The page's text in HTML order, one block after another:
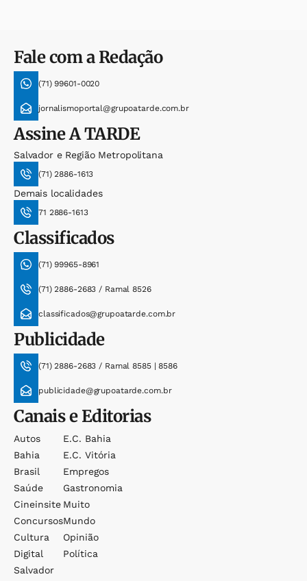
Fale com a Redação
(71) 99601-0020
jornalismoportal@grupoatarde.com.br
AssineA TARDE
Salvador e Região Metropolitana
(71) 2886-1613
Demais localidades
71 2886-1613
Classificados
(71) 99965-8961
(71) 2886-2683 / Ramal 8526
classificados@grupoatarde.com.br
Publicidade
(71) 2886-2683 / Ramal 8585 | 8586
publicidade@grupoatarde.com.br
Canais e Editorias
Autos
Bahia
Brasil
Saúde
Cineinsite
Concursos
Cultura
Digital
Salvador
E.c. Bahia
E.c. Vitória
Empregos
Gastronomia
Muito
Mundo
Opinião
Política